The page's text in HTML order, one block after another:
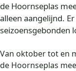
de Hoornseplas
alleen aangelijnd.
seizoensgebonden
Van oktober tot en
de Hoornseplas